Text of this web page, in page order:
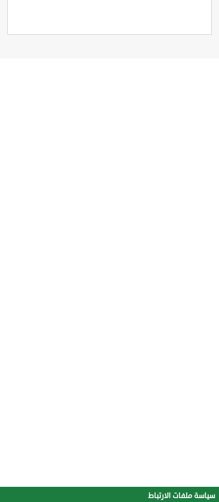
سياسة ملفات الارتباط